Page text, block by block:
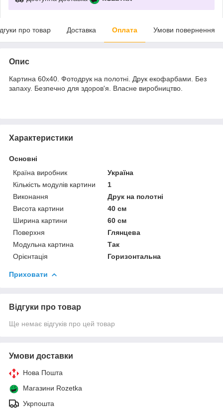
про товар Доставка Оплата Умови повернення
Опис
Картина 60х40. Фотодрук на полотні. Друк екофарбами. Без
запаху. Безпечно для здоров'я. Власне виробництво.
Характеристики
Основні
Країна виробник
Україна
Кількість модулів картини
1
Виконання
Друк на полотні
Висота картини
40 см
Ширина картини
60 см
Поверхня
Глянцева
Модульна картина
Так
Орієнтація
Горизонтальна
Приховати
Відгуки про товар
Ще немає відгуків про цей товар
Умови доставки
Нова Пошта
Магазини Rozetka
Укрпошта